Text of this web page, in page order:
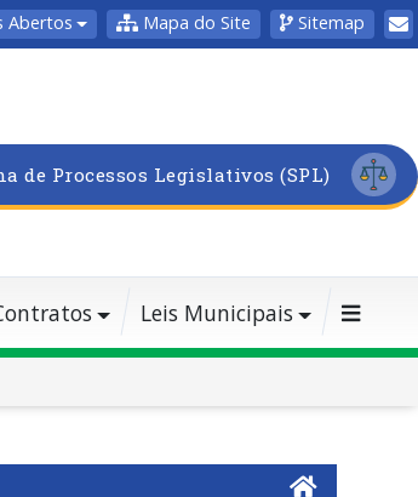
Abertos Mapa do Site Sitemap
de Processos Legislativos (SPL)
Leis Municipais